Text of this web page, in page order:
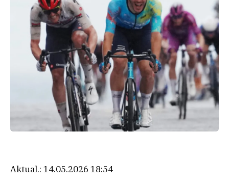
Aktual.: 14.05.2026 18:54